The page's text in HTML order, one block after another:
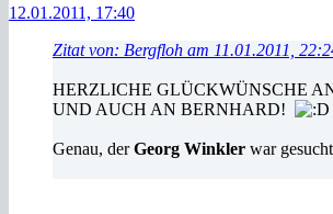
12.01.2011, 17:40
Zitat von: Bergfloh am 11.01.2011,
HERZLICHE GLÜCKWÜNSCHE
UND AUCH AN BERNHARD!
Genau, derGeorg Winkler war